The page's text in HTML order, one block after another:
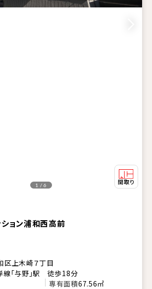
ョン浦和西高前
1 / 6
区上木崎７丁目
線「与野」駅 徒歩18分
専有面積67.56㎡